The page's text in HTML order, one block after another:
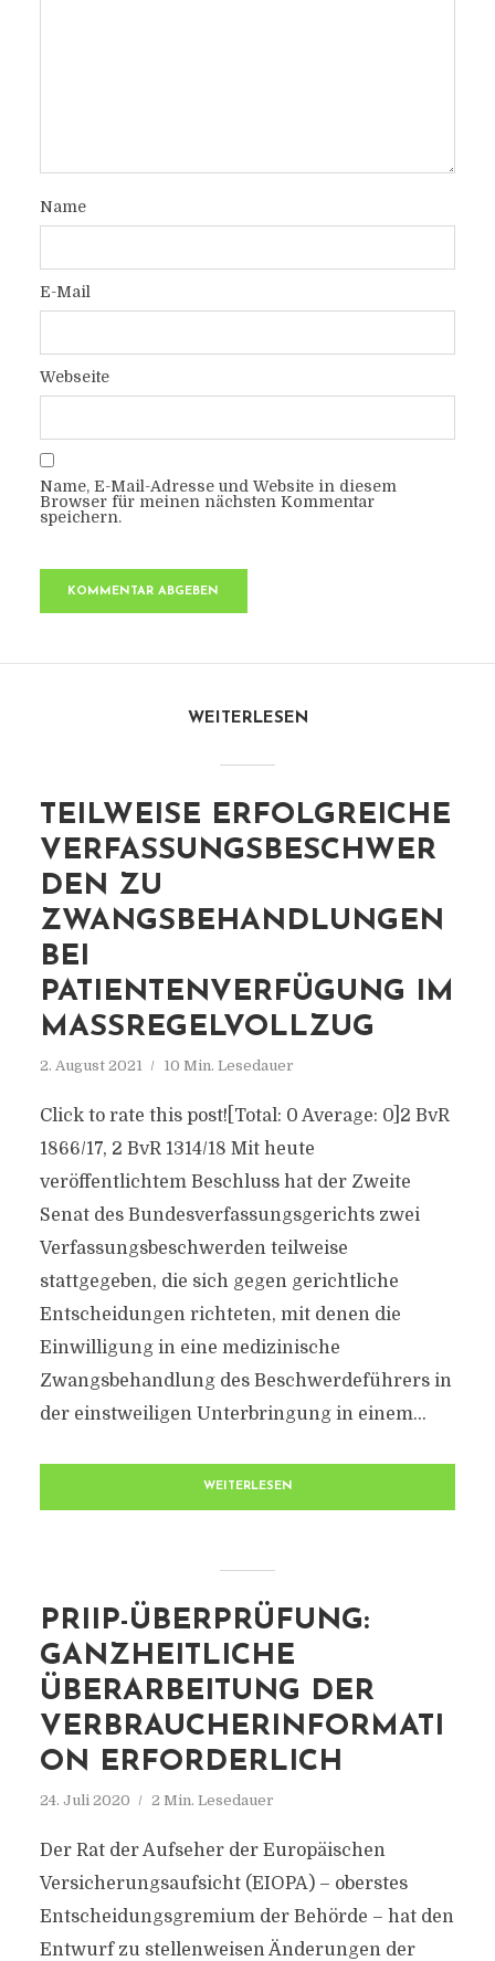
Name
E-Mail
Webseite
Name, E-Mail-Adresse und Website in diesem
Browser für meinen nächsten Kommentar
speichern.
WEITERLESEN
TEILWEISE ERFOLGREICHE
VERFASSUNGSBESCHWER
DEN ZU
ZWANGSBEHANDLUNGEN
BEI
PATIENTENVERFÜGUNG IM
MASSREGELVOLLZUG
2. August 2021 10 Min. Lesedauer
Click to rate this post![Total: 0 Average: 0]2 BvR
1866/17, 2 BvR 1314/18 Mit heute
veröffentlichtem Beschluss hat der Zweite
Senat des Bundesverfassungsgerichts zwei
Verfassungsbeschwerden teilweise
stattgegeben, die sich gegen gerichtliche
Entscheidungen richteten, mit denen die
Einwilligung in eine medizinische
Zwangsbehandlung des Beschwerdeführers in
der einstweiligen Unterbringung in einem...
WEITERLESEN
PRIIP-ÜBERPRÜFUNG:
GANZHEITLICHE
ÜBERARBEITUNG DER
VERBRAUCHERINFORMATI
ON ERFORDERLICH
24. Juli 2020 2 Min. Lesedauer
Der Rat der Aufseher der Europäischen
Versicherungsaufsicht (EIOPA) – oberstes
Entscheidungsgremium der Behörde – hat den
Entwurf zu stellenweisen Änderungen der